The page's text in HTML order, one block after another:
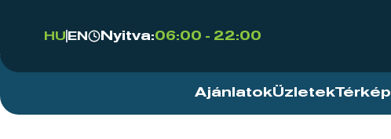
HU EN Nyitva:06:00 - 22:00
AjánlatokÜzletekTérkép